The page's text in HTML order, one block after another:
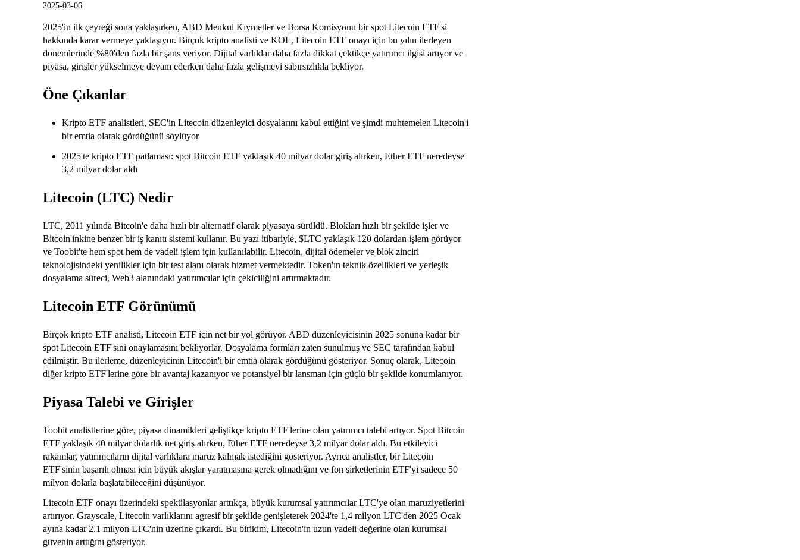
2025-03-06
2025'in ilk çeyreği sona yaklaşırken, ABD Menkul Kıymetler ve Borsa Komisyonu bir spot Litecoin ETF'si
hakkında karar vermeye yaklaşıyor. Birçok kripto analisti ve KOL, Litecoin ETF onayı için bu yılın ilerleyen
dönemlerinde %80'den fazla bir şans veriyor. Dijital varlıklar daha fazla dikkat çektikçe yatırımcı ilgisi artıyor ve
piyasa, girişler yükselmeye devam ederken daha fazla gelişmeyi sabırsızlıkla bekliyor.
Öne Çıkanlar
Kripto ETF analistleri, SEC'in Litecoin düzenleyici dosyalarını kabul ettiğini ve şimdi muhtemelen Litecoin'i
bir emtia olarak gördüğünü söylüyor
2025'te kripto ETF patlaması: spot Bitcoin ETF yaklaşık 40 milyar dolar giriş alırken, Ether ETF neredeyse
3,2 milyar dolar aldı
Litecoin (LTC) Nedir
LTC, 2011 yılında Bitcoin'e daha hızlı bir alternatif olarak piyasaya sürüldü. Blokları hızlı bir şekilde işler ve
Bitcoin'inkine benzer bir iş kanıtı sistemi kullanır. Bu yazı itibariyle, $LTC yaklaşık 120 dolardan işlem görüyor
ve Toobit'te hem spot hem de vadeli işlem için kullanılabilir. Litecoin, dijital ödemeler ve blok zinciri
teknolojisindeki yenilikler için bir test alanı olarak hizmet vermektedir. Token'ın teknik özellikleri ve yerleşik
dosyalama süreci, Web3 alanındaki yatırımcılar için çekiciliğini artırmaktadır.
Litecoin ETF Görünümü
Birçok kripto ETF analisti, Litecoin ETF için net bir yol görüyor. ABD düzenleyicisinin 2025 sonuna kadar bir
spot Litecoin ETF'sini onaylamasını bekliyorlar. Dosyalama formları zaten sunulmuş ve SEC tarafından kabul
edilmiştir. Bu ilerleme, düzenleyicinin Litecoin'i bir emtia olarak gördüğünü gösteriyor. Sonuç olarak, Litecoin
diğer kripto ETF'lerine göre bir avantaj kazanıyor ve potansiyel bir lansman için güçlü bir şekilde konumlanıyor.
Piyasa Talebi ve Girişler
Toobit analistlerine göre, piyasa dinamikleri geliştikçe kripto ETF'lerine olan yatırımcı talebi artıyor. Spot Bitcoin
ETF yaklaşık 40 milyar dolarlık net giriş alırken, Ether ETF neredeyse 3,2 milyar dolar aldı. Bu etkileyici
rakamlar, yatırımcıların dijital varlıklara maruz kalmak istediğini gösteriyor. Ayrıca analistler, bir Litecoin
ETF'sinin başarılı olması için büyük akışlar yaratmasına gerek olmadığını ve fon şirketlerinin ETF'yi sadece 50
milyon dolarla başlatabileceğini düşünüyor.
Litecoin ETF onayı üzerindeki spekülasyonlar arttıkça, büyük kurumsal yatırımcılar LTC'ye olan maruziyetlerini
artırıyor. Grayscale, Litecoin varlıklarını agresif bir şekilde genişleterek 2024'te 1,4 milyon LTC'den 2025 Ocak
ayına kadar 2,1 milyon LTC'nin üzerine çıkardı. Bu birikim, Litecoin'in uzun vadeli değerine olan kurumsal
güvenin arttığını gösteriyor.